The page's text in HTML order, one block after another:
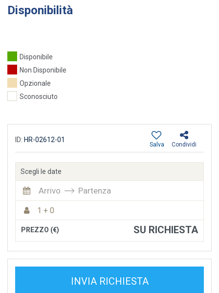
Disponibilità
Disponibile
Non Disponibile
Opzionale
Sconosciuto
ID: HR-02612-01
Condividi
Salva
Scegli le date
Arrivo Partenza
1 + 0
PREZZO (€) SU RICHIESTA
INVIA RICHIESTA